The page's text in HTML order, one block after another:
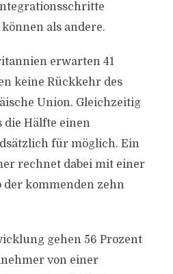
als andere.
erwarten 41
keine Rückkehr des
Union. Gleichzeitig
die Hälfte einen
für möglich. Ein
rechnet dabei mit einer
kommenden zehn
gehen 56 Prozent
von einer